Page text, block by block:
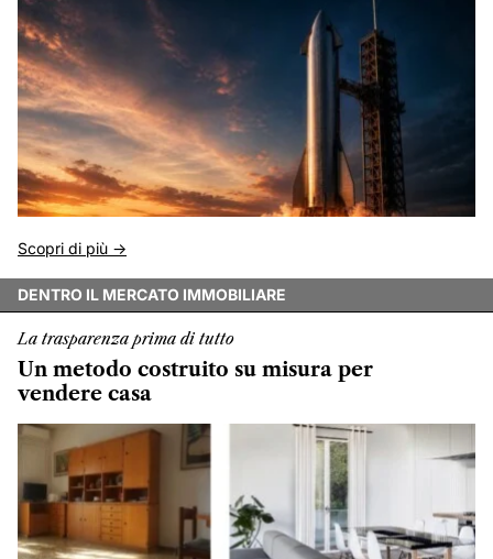
Scopri di più ->
DENTRO IL MERCATO IMMOBILIARE
La trasparenza prima di tutto
Un metodo costruito su misura per
vendere casa